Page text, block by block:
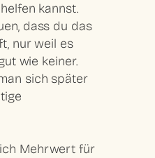
kannst.
dass du das
nur weil es
wie keiner.
sich später
Mehrwert für